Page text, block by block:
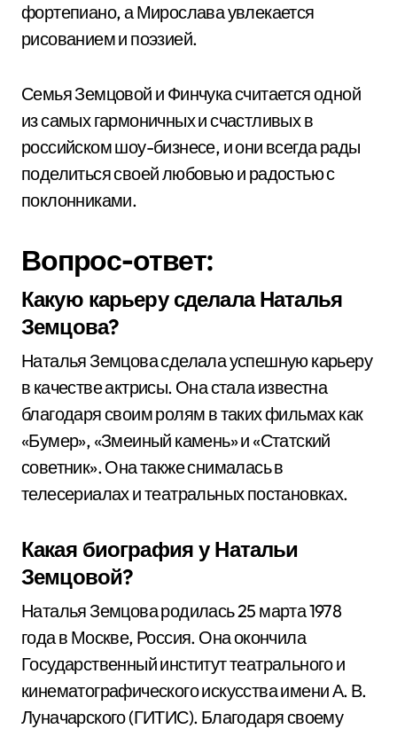
фортепиано, а Мирослава увлекается
рисованием и поэзией.
Семья Земцовой и Финчука считается одной
из самых гармоничных и счастливых в
российском шоу-бизнесе, и они всегда рады
поделиться своей любовью и радостью с
поклонниками.
Вопрос-ответ:
Какую карьеру сделала Наталья
Земцова?
Наталья Земцова сделала успешную карьеру
в качестве актрисы. Она стала известна
благодаря своим ролям в таких фильмах как
«Бумер», «Змеиный камень» и «Статский
советник». Она также снималась в
телесериалах и театральных постановках.
Какая биография у Натальи
Земцовой?
Наталья Земцова родилась 25 марта 1978
года в Москве, Россия. Она окончила
Государственный институт театрального и
кинематографического искусства имени А. В.
Луначарского (ГИТИС). Благодаря своему